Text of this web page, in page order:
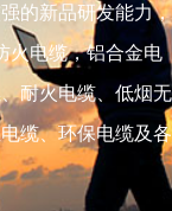
的新品研发能力，
火电缆，铝合金电
耐火电缆、低烟无
缆、环保电缆及各